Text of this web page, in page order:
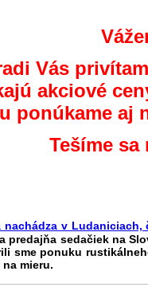
Vás
akciové
ponúkame aj
Tešíme sa
nachádza v
predajňa sedačiek na
sme ponuku
mieru.